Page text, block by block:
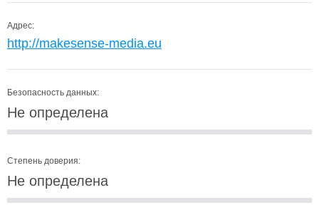
Адрес:
http://makesense-media.eu
Безопасность данных:
Не определена
Степень доверия:
Не определена